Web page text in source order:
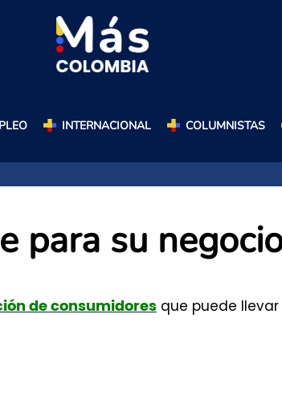
INTERNACIONAL COLUMNISTAS
para su
de consumidores que puede llevar